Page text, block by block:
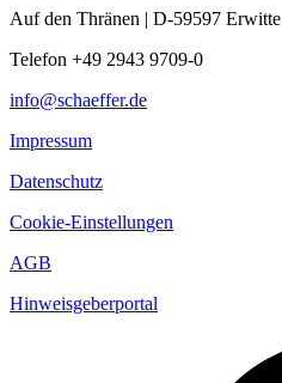
Auf den Thränen | D-59597 Erwitte
Telefon +49 2943 9709-0
info@schaeffer.de
Impressum
Datenschutz
Cookie-Einstellungen
AGB
Hinweisgeberportal